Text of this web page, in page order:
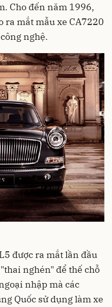
Cho đến năm 1996,
ra mắt mẫu xe CA7220
nghệ.
được ra mắt lần đầu
nghén" để thế chỗ
nhập mà các
Quốc sử dụng làm xe